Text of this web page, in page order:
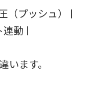
（プッシュ） |
動 |
います。